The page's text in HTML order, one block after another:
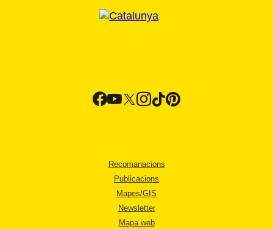
Recomanacions
Publicacions
Mapes/GIS
Newsletter
Mapa web